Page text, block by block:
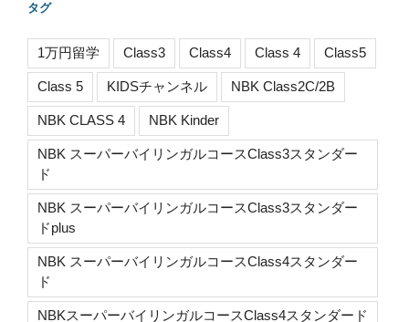
タグ
1万円留学 Class3 Class4 Class 4 Class5
Class 5 KIDSチャンネル NBK Class2C/2B
NBK CLASS 4 NBK Kinder
NBK スーパーバイリンガルコースClass3スタンダー
ド
NBK スーパーバイリンガルコースClass3スタンダー
ドplus
NBK スーパーバイリンガルコースClass4スタンダー
ド
NBKスーパーバイリンガルコースClass4スタンダード